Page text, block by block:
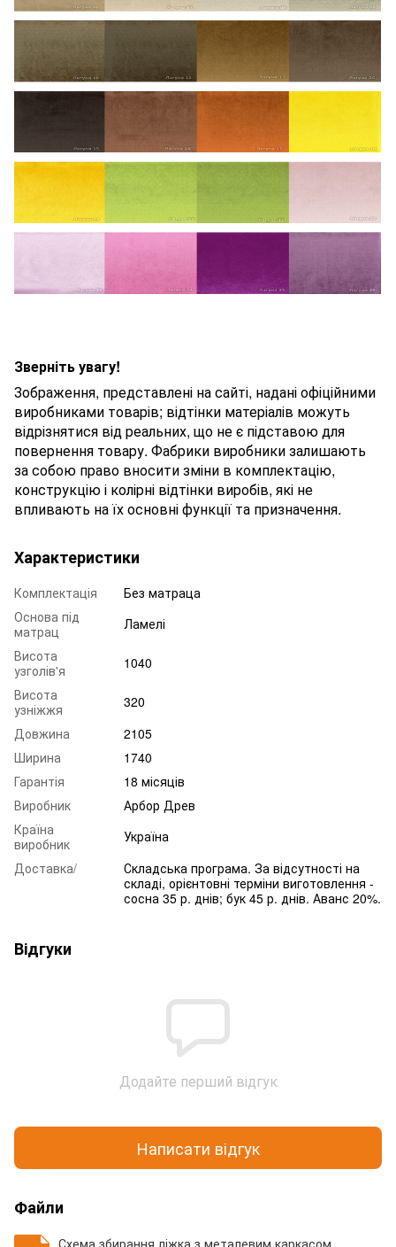
Зверніть увагу!
Зображення, представлені на сайті, надані офіційними
виробниками товарів; відтінки матеріалів можуть
відрізнятися від реальних, що не є підставою для
повернення товару. Фабрики виробники залишають
за собою право вносити зміни в комплектацію,
конструкцію і колірні відтінки виробів, які не
впливають на їх основні функції та призначення.
Характеристики
Комплектація
Без матраца
Основа під
матрац
Ламелі
Висота
узголів'я
1040
Висота
узніжжя
320
Довжина
2105
Ширина
1740
Гарантія
18 місяців
Виробник
Арбор Древ
Країна
виробник
Україна
Доставка/
Складська програма. За відсутності на
складі, орієнтовні терміни виготовлення -
сосна 35 р. днів; бук 45 р. днів. Аванс 20%.
Відгуки
Додайте перший відгук
Написати відгук
Файли
Схема збирання ліжка з металевим каркасом